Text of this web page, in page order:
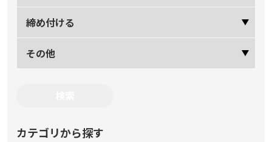
締め付ける
その他
カテゴリから探す